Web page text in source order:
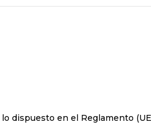
dispuesto en el Reglamento